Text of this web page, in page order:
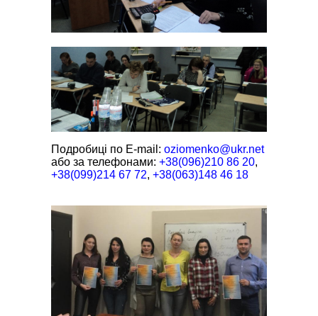
Подробиці по E-mail: oziomenko@ukr.net
або за телефонами: +38(096)210 86 20,
+38(099)214 67 72, +38(063)148 46 18